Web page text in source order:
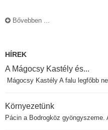
Bővebben ...
HÍREK
A Mágocsy Kastély és...
Mágocsy Kastély A falu legfőbb
Környezetünk
Pácin a Bodrogköz gyöngyszeme.